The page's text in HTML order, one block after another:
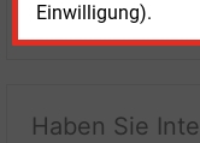
Einwilligung).
LOGIN
Haben Sie